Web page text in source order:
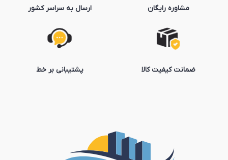
مشاوره رایگان
ضمانت کیفیت کالا
ارسال به سراسر کشور
پشتیبانی بر خط